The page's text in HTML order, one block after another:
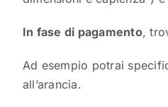
In fase di pagamento,
Ad esempio potrai
all’arancia.